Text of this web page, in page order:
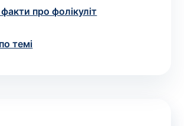
про фолікуліт
темі